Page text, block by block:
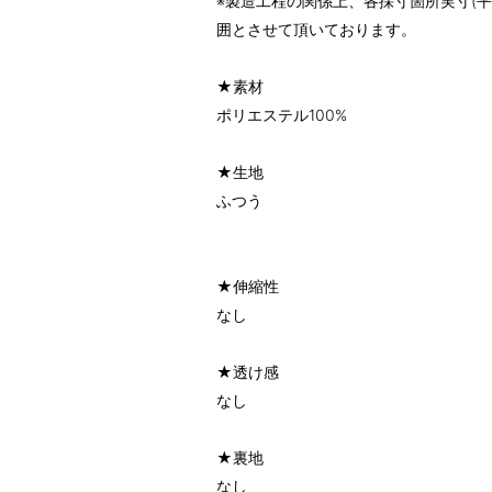
囲とさせて頂いております。
★素材
ポリエステル100%
★生地
ふつう
★伸縮性
なし
★透け感
なし
★裏地
なし